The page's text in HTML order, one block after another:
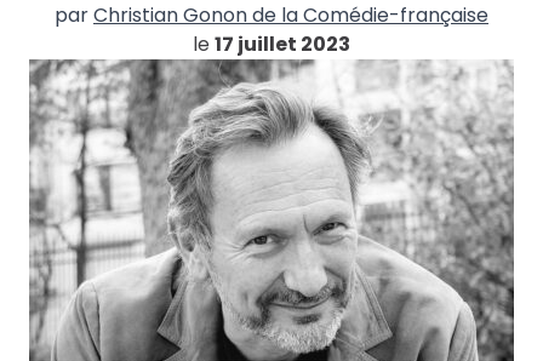
parChristian Gonon de la Comédie-française
le17 juillet 2023